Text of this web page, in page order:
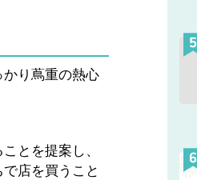
り蔦重の熱心
とを提案し、
店を買うこと